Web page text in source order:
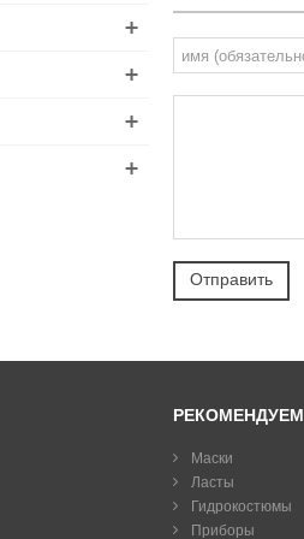
РЕКОМЕНДУЕМ
Маски
Ласты
Гидрокостюмы
Приборы